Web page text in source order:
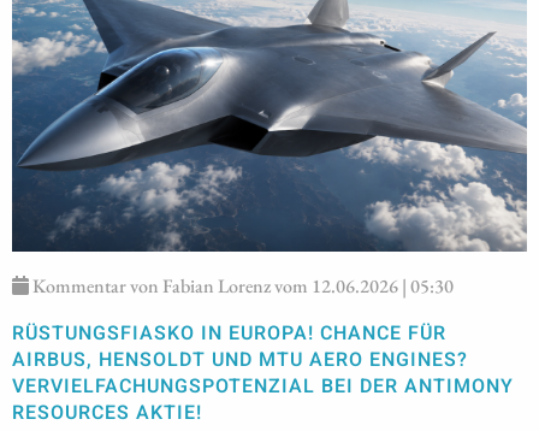
Kommentar von Fabian Lorenz vom 12.06.2026 | 05:30
RÜSTUNGSFIASKO IN EUROPA! CHANCE FÜR
AIRBUS, HENSOLDT UND MTU AERO ENGINES?
VERVIELFACHUNGSPOTENZIAL BEI DER ANTIMONY
RESOURCES AKTIE!